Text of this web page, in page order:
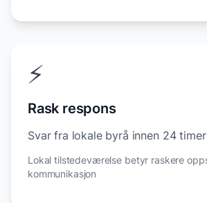
⚡
Rask respons
Svar fra lokale byrå innen 24 timer
Lokal tilstedeværelse betyr raskere
kommunikasjon